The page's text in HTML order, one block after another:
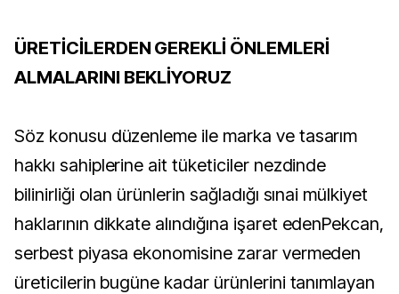
ÜRETİCİLERDEN GEREKLİ ÖNLEMLERİ
ALMALARINI BEKLİYORUZ
Söz konusu düzenleme ile marka ve tasarım
hakkı sahiplerine ait tüketiciler nezdinde
bilinirliği olan ürünlerin sağladığı sınai mülkiyet
haklarının dikkate alındığına işaret edenPekcan,
serbest piyasa ekonomisine zarar vermeden
üreticilerin bugüne kadar ürünlerini tanımlayan